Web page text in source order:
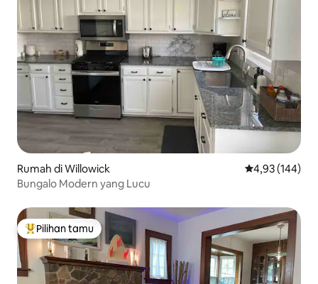
Rumah di Willowick Nilai rata-rata
4,93 (144)
Bungalo Modern yang Lucu
Pilihan tamu terpopuler
Pilihan tamu